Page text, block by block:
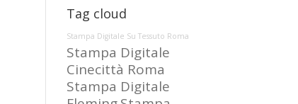
Tag cloud
Stampa Digitale Su Tessuto Roma
Stampa Digitale
Cinecittà Roma
Stampa Digitale